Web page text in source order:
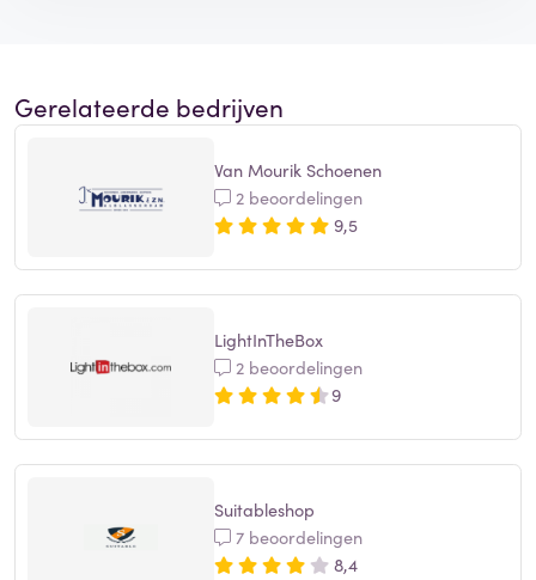
Gerelateerde bedrijven
Van Mourik Schoenen
2 beoordelingen
9,5
LightInTheBox
2 beoordelingen
9
Suitableshop
7 beoordelingen
8,4